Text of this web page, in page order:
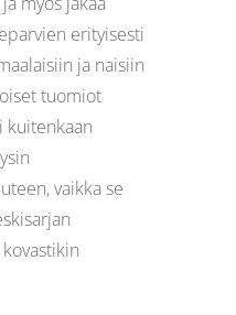
erityisesti
ja naisiin
tuomiot
kuitenkaan
vaikka se